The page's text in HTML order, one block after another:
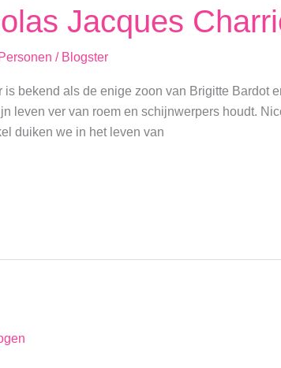
Jacques
Personen / Blogster
is bekend als de enige zoon van Brigitte Bardot
leven ver van roem en schijnwerpers houdt.
duiken we in het leven van